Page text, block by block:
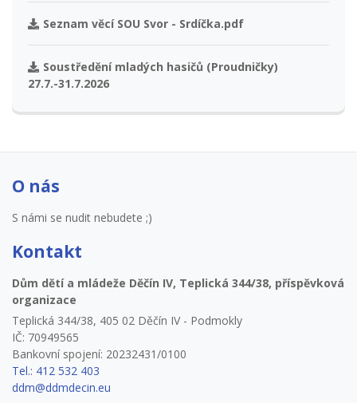
Seznam věcí SOU Svor - Srdíčka.pdf
Soustředění mladých hasičů (Proudničky)
27.7.-31.7.2026
O nás
S námi se nudit nebudete ;)
Kontakt
Dům dětí a mládeže Děčín IV, Teplická 344/38, příspěvková
organizace
Teplická 344/38, 405 02 Děčín IV - Podmokly
IČ: 70949565
Bankovní spojení: 20232431/0100
Tel.: 412 532 403
ddm@ddmdecin.eu